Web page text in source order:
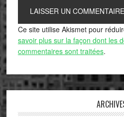
Ce site utilise Akismet pour
savoir plus sur la façon dont les
commentaires sont traitées.